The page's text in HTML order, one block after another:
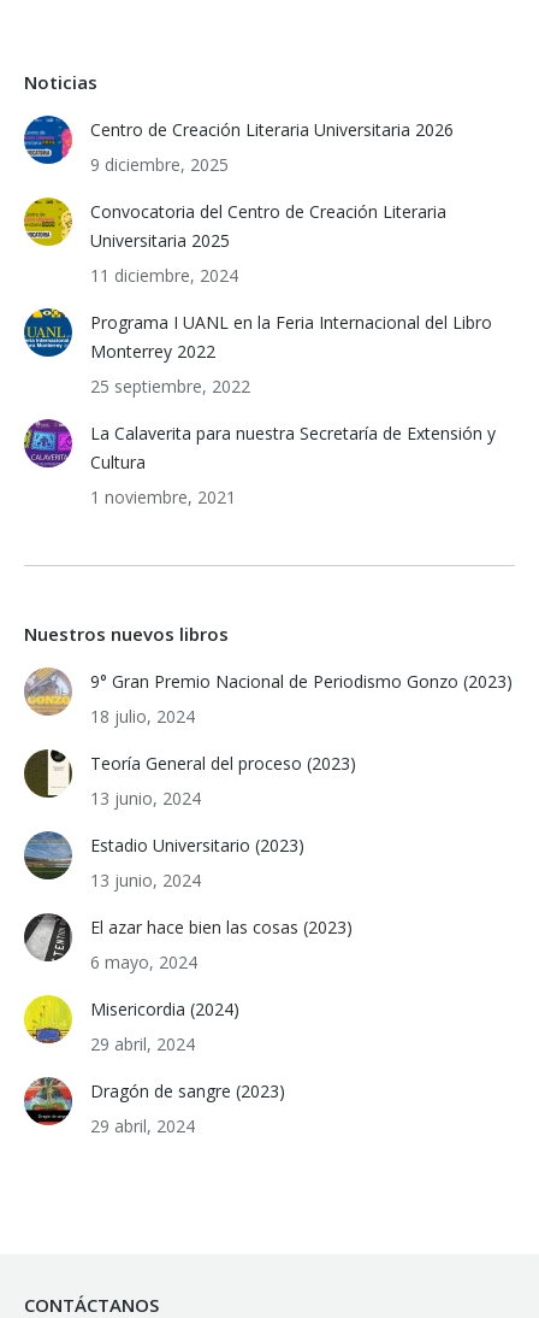
Noticias
Centro de Creación Literaria Universitaria 2026
9 diciembre, 2025
Convocatoria del Centro de Creación Literaria
Universitaria 2025
11 diciembre, 2024
Programa I UANL en la Feria Internacional del Libro
Monterrey 2022
25 septiembre, 2022
La Calaverita para nuestra Secretaría de Extensión y
Cultura
1 noviembre, 2021
Nuestros nuevos libros
9° Gran Premio Nacional de Periodismo Gonzo (2023)
18 julio, 2024
Teoría General del proceso (2023)
13 junio, 2024
Estadio Universitario (2023)
13 junio, 2024
El azar hace bien las cosas (2023)
6 mayo, 2024
Misericordia (2024)
29 abril, 2024
Dragón de sangre (2023)
29 abril, 2024
CONTÁCTANOS